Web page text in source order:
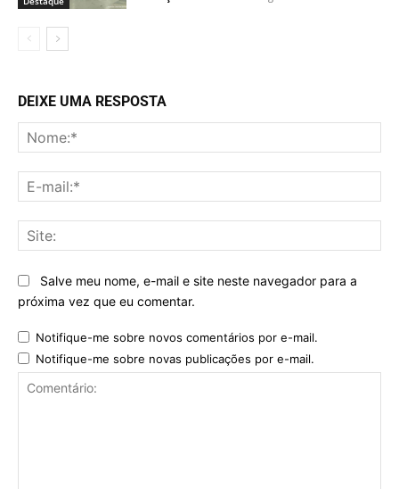
DEIXE UMA RESPOSTA
Salve meu nome, e-mail e site neste navegador para a
próxima vez que eu comentar.
Notifique-me sobre novos comentários por e-mail.
Notifique-me sobre novas publicações por e-mail.